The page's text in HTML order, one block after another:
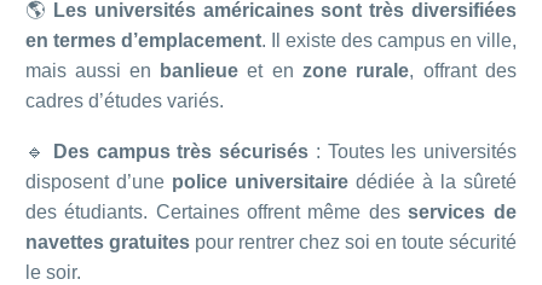
🌎 Les universités américaines sont très diversifiées
en termes d’emplacement. Il existe des campus en ville,
mais aussi en
banlieue et en zone rurale, offrant des
cadres d’études variés.
🔹 Des campus très sécurisés : Toutes les universités
disposent d’une police universitaire dédiée à la sûreté
des étudiants. Certaines offrent même des services de
navettes gratuites pour rentrer chez soi en toute sécurité
le soir.